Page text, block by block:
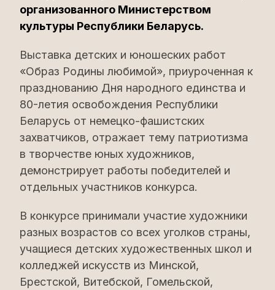
организованного Министерством
культуры Республики Беларусь.
Выставка детских и юношеских работ
«Образ Родины любимой», приуроченная к
празднованию Дня народного единства и
80-летия освобождения Республики
Беларусь от немецко-фашистских
захватчиков, отражает тему патриотизма
в творчестве юных художников,
демонстрирует работы победителей и
отдельных участников конкурса.
В конкурсе принимали участие художники
разных возрастов со всех уголков страны,
учащиеся детских художественных школ и
колледжей искусств из Минской,
Брестской, Витебской, Гомельской,